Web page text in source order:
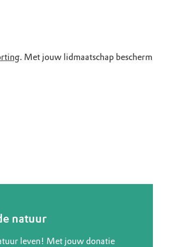
. Met jouw lidmaatschap bescherm
natuur
leven! Met jouw donatie